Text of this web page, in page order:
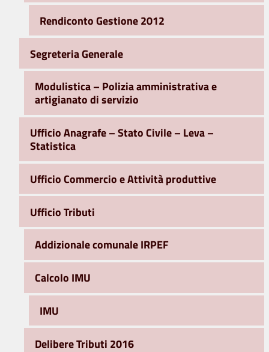
Rendiconto Gestione 2012
Segreteria Generale
Modulistica – Polizia amministrativa e
artigianato di servizio
Ufficio Anagrafe – Stato Civile – Leva –
Statistica
Ufficio Commercio e Attività produttive
Ufficio Tributi
Addizionale comunale IRPEF
Calcolo IMU
IMU
Delibere Tributi 2016